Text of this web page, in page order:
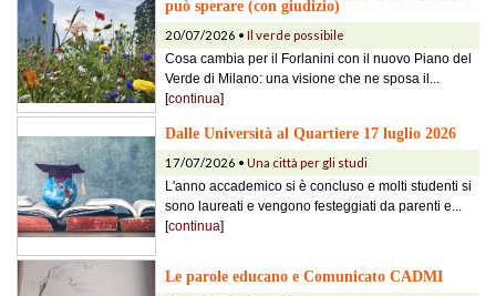
può sperare (con giudizio)
20/07/2026 • Il verde possibile
Cosa cambia per il Forlanini con il nuovo Piano del
Verde di Milano: una visione che ne sposa il...
[continua]
Dalle Università al Quartiere 17 luglio 2026
17/07/2026 • Una città per gli studi
L'anno accademico si è concluso e molti studenti si
sono laureati e vengono festeggiati da parenti e...
[continua]
Le parole educano e Comunicato CADMI